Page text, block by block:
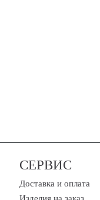
СЕРВИС
Доставка и оплата